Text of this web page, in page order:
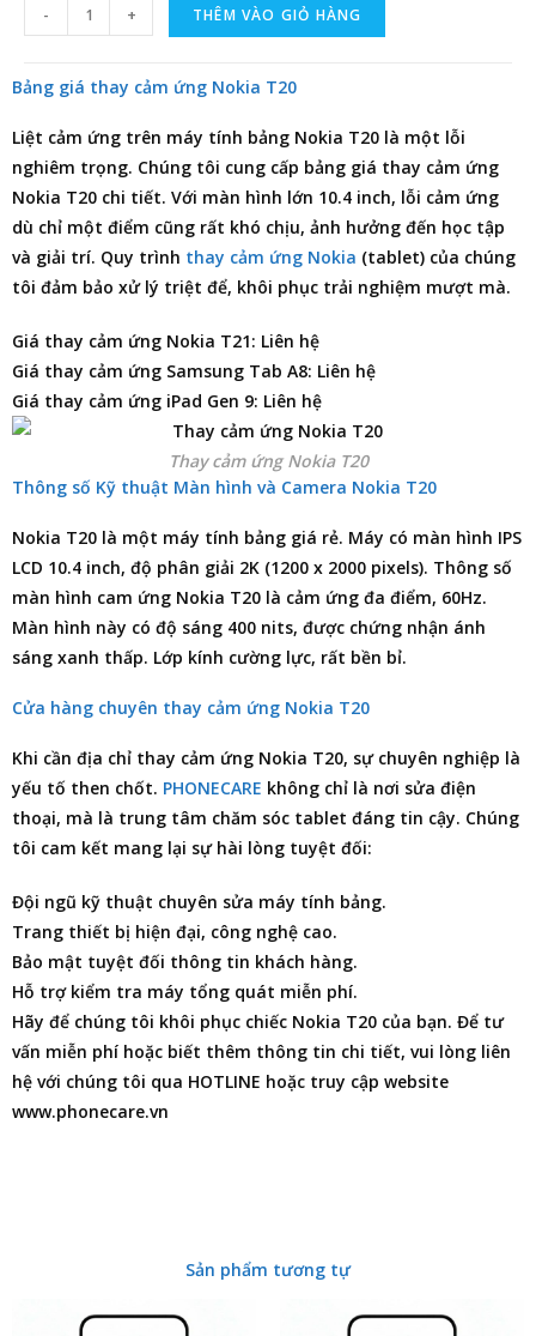
- + THÊM VÀO GIỎ HÀNG
Bảng giá thay cảm ứng Nokia T20
Liệt cảm ứng trên máy tính bảng Nokia T20 là một lỗi
nghiêm trọng. Chúng tôi cung cấp bảng giá thay cảm ứng
Nokia T20 chi tiết. Với màn hình lớn 10.4 inch, lỗi cảm ứng
dù chỉ một điểm cũng rất khó chịu, ảnh hưởng đến học tập
và giải trí. Quy trình thay cảm ứng Nokia (tablet) của chúng
tôi đảm bảo xử lý triệt để, khôi phục trải nghiệm mượt mà.
Giá thay cảm ứng Nokia T21: Liên hệ
Giá thay cảm ứng Samsung Tab A8: Liên hệ
Giá thay cảm ứng iPad Gen 9: Liên hệ
Thay cảm ứng Nokia T20
Thông số Kỹ thuật Màn hình và Camera Nokia T20
Nokia T20 là một máy tính bảng giá rẻ. Máy có màn hình IPS
LCD 10.4 inch, độ phân giải 2K (1200 x 2000 pixels). Thông số
màn hình cam ứng Nokia T20 là cảm ứng đa điểm, 60Hz.
Màn hình này có độ sáng 400 nits, được chứng nhận ánh
sáng xanh thấp. Lớp kính cường lực, rất bền bỉ.
Cửa hàng chuyên thay cảm ứng Nokia T20
Khi cần địa chỉ thay cảm ứng Nokia T20, sự chuyên nghiệp là
yếu tố then chốt. PHONECARE không chỉ là nơi sửa điện
thoại, mà là trung tâm chăm sóc tablet đáng tin cậy. Chúng
tôi cam kết mang lại sự hài lòng tuyệt đối:
Đội ngũ kỹ thuật chuyên sửa máy tính bảng.
Trang thiết bị hiện đại, công nghệ cao.
Bảo mật tuyệt đối thông tin khách hàng.
Hỗ trợ kiểm tra máy tổng quát miễn phí.
Hãy để chúng tôi khôi phục chiếc Nokia T20 của bạn. Để tư
vấn miễn phí hoặc biết thêm thông tin chi tiết, vui lòng liên
hệ với chúng tôi qua HOTLINE hoặc truy cập website
www.phonecare.vn
Sản phẩm tương tự